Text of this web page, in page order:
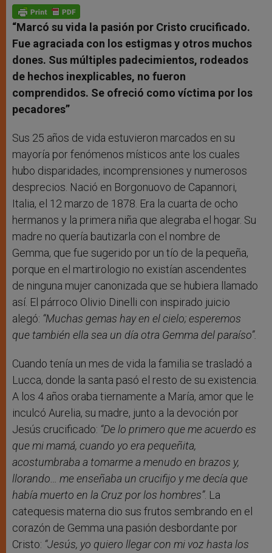
p
p
g
e
r
o
k
“Marcó su vida la pasión por Cristo crucificado.
Fue agraciada con los estigmas y otros muchos
dones. Sus múltiples padecimientos, rodeados
de hechos inexplicables, no fueron
comprendidos. Se ofreció como víctima por los
pecadores”
Sus 25 años de vida estuvieron marcados en su
mayoría por fenómenos místicos ante los cuales
hubo disparidades, incomprensiones y numerosos
desprecios. Nació en Borgonuovo de Capannori,
Italia, el 12 marzo de 1878. Era la cuarta de ocho
hermanos y la primera niña que alegraba el hogar. Su
madre no quería bautizarla con el nombre de
Gemma, que fue sugerido por un tío de la pequeña,
porque en el martirologio no existían ascendentes
de ninguna mujer canonizada que se hubiera llamado
así. El párroco Olivio Dinelli con inspirado juicio
alegó: “Muchas gemas hay en el cielo; esperemos
que también ella sea un día otra Gemma del paraíso”.
Cuando tenía un mes de vida la familia se trasladó a
Lucca, donde la santa pasó el resto de su existencia.
A los 4 años oraba tiernamente a María, amor que le
inculcó Aurelia, su madre, junto a la devoción por
Jesús crucificado: “De lo primero que me acuerdo es
que mi mamá, cuando yo era pequeñita,
acostumbraba a tomarme a menudo en brazos y,
llorando… me enseñaba un crucifijo y me decía que
había muerto en la Cruz por los hombres”. La
catequesis materna dio sus frutos sembrando en el
corazón de Gemma una pasión desbordante por
Cristo: “Jesús, yo quiero llegar con mi voz hasta los